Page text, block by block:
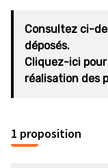
Consultez ci-
déposés.
Cliquez-ici
réalisation des
1 proposition